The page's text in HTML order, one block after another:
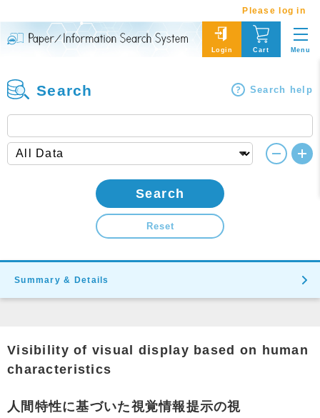
Please log in
Login Cart Menu
Search Search help
Search
Reset
Summary & Details
Visibility of visual display based on human
characteristics
人間特性に基づいた視覚情報提示の視